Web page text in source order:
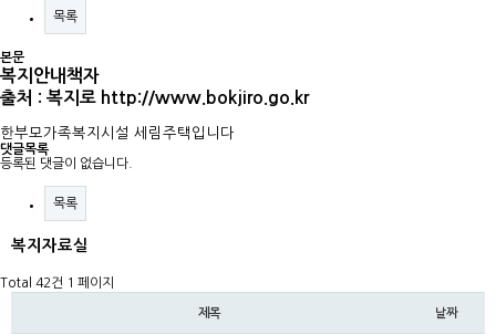
목록
본문
복지안내책자
출처 : 복지로 http://www.bokjiro.go.kr
한부모가족복지시설 세림주택입니다
댓글목록
등록된 댓글이 없습니다.
목록
복지자료실
Total 42건 1 페이지
제목 날짜